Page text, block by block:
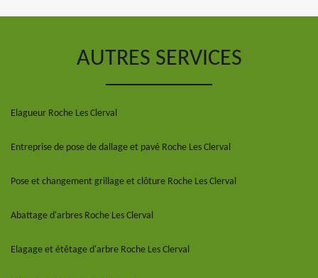
AUTRES SERVICES
Elagueur Roche Les Clerval
Entreprise de pose de dallage et pavé Roche Les Clerval
Pose et changement grillage et clôture Roche Les Clerval
Abattage d'arbres Roche Les Clerval
Elagage et étêtage d'arbre Roche Les Clerval